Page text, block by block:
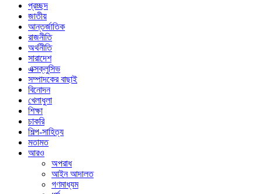
প্রচ্ছদ
জাতীয়
আন্তর্জাতিক
রাজনীতি
অর্থনীতি
সারাদেশ
এক্সক্লুসিভ
সম্পাদকের বাছাই
বিনোদন
খেলাধুলা
শিক্ষা
চাকরি
শিল্প-সাহিত্য
মতামত
আরও
অপরাধ
আইন আদালত
গণমাধ্যম